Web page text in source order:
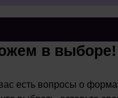
в выборе!
есть вопросы о